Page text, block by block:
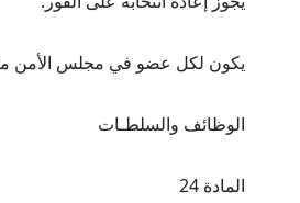
يكون لكل عضو في مجلس الأمن
الوظائف والسلطـات
المادة 24